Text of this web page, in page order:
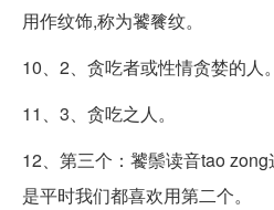
用作纹饰,称为饕餮纹。
10、2、贪吃者或性情贪婪的人。
11、3、贪吃之人。
12、第三个：饕鬃读音tao
是平时我们都喜欢用第二个。